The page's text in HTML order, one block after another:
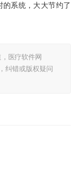
系统，大大节约了
医疗软件网
纠错或版权疑问